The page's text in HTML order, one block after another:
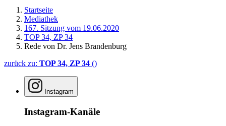
Startseite
Mediathek
167. Sitzung vom 19.06.2020
TOP 34, ZP 34
Rede von Dr. Jens Brandenburg
zurück zu: TOP 34, ZP 34 ()
Instagram
Instagram-Kanäle